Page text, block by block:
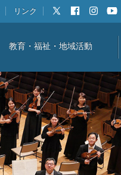
リンク
教育・福祉・地域活動